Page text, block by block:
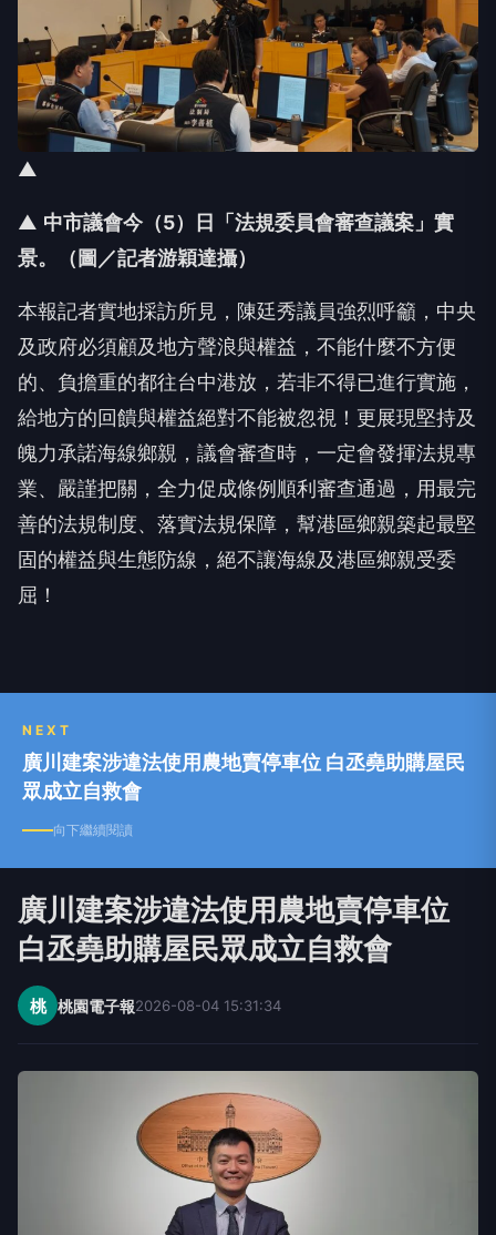
▲
▲ 中市議會今（5）日「法規委員會審查議案」實
景。（圖／記者游穎達攝）
本報記者實地採訪所見，陳廷秀議員強烈呼籲，中央
及政府必須顧及地方聲浪與權益，不能什麼不方便
的、負擔重的都往台中港放，若非不得已進行實施，
給地方的回饋與權益絕對不能被忽視！更展現堅持及
魄力承諾海線鄉親，議會審查時，一定會發揮法規專
業、嚴謹把關，全力促成條例順利審查通過，用最完
善的法規制度、落實法規保障，幫港區鄉親築起最堅
固的權益與生態防線，絕不讓海線及港區鄉親受委
屈！
NEXT
廣川建案涉違法使用農地賣停車位 白丞堯助購屋民
眾成立自救會
向下繼續閱讀
廣川建案涉違法使用農地賣停車位
白丞堯助購屋民眾成立自救會
桃 桃園電子報2026-08-04 15:31:34